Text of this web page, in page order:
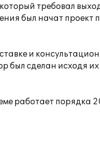
требовал
был начат проект
и
был сделан исходя
работает порядка